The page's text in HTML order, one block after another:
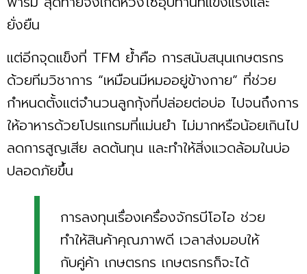
ยั่งยืน
เเต่อีกจุดแข็งที่ TFM ย้ำคือ การสนับสนุนเกษตรกร
ด้วยทีมวิชาการ “เหมือนมีหมออยู่ข้างกาย” ที่ช่วย
กำหนดตั้งแต่จำนวนลูกกุ้งที่ปล่อยต่อบ่อ ไปจนถึงการ
ให้อาหารด้วยโปรแกรมที่แม่นยำ ไม่มากหรือน้อยเกินไป
ลดการสูญเสีย ลดต้นทุน และทำให้สิ่งแวดล้อมในบ่อ
ปลอดภัยขึ้น
การลงทุนเรื่องเครื่องจักรบีโอไอ ช่วย
ทําให้สินค้าคุณภาพดี เวลาส่งมอบให้
กับคู่ค้า เกษตรกร เกษตรกรก็จะได้